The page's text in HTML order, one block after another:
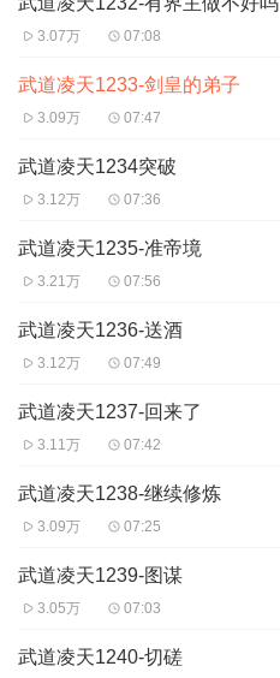
3.07万 07:08
武道凌天1233-剑皇的弟子
3.09万 07:47
武道凌天1234突破
3.12万 07:36
武道凌天1235-准帝境
3.21万 07:56
武道凌天1236-送酒
3.12万 07:49
武道凌天1237-回来了
3.11万 07:42
武道凌天1238-继续修炼
3.09万 07:25
武道凌天1239-图谋
3.05万 07:03
武道凌天1240-切磋